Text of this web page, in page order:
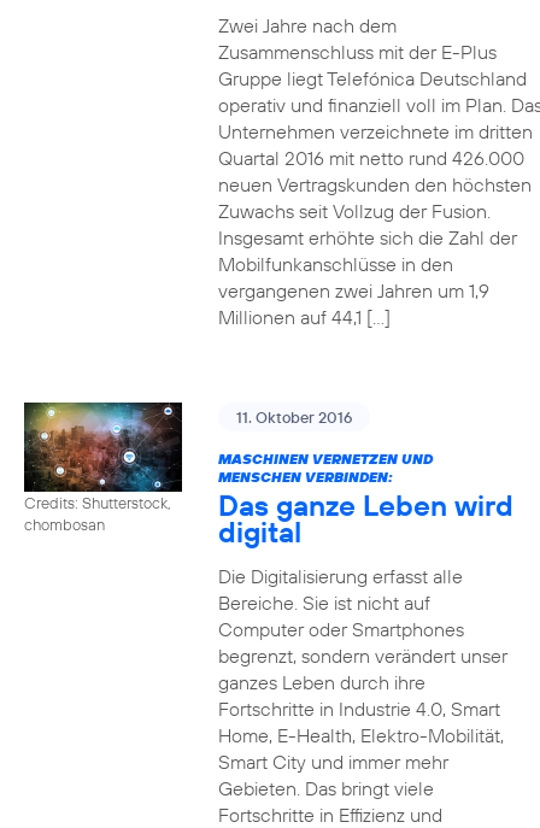
Zwei Jahre nach dem
Zusammenschluss mit der E-Plus
Gruppe liegt Telefónica Deutschland
operativ und finanziell voll im Plan.
Unternehmen verzeichnete im dritten
Quartal 2016 mit netto rund 426.000
neuen Vertragskunden den höchsten
Zuwachs seit Vollzug der Fusion.
Insgesamt erhöhte sich die Zahl der
Mobilfunkanschlüsse in den
vergangenen zwei Jahren um 1,9
Millionen auf 44,1 […]
Credits: Shutterstock,
chombosan
11. Oktober 2016
MASCHINEN VERNETZEN UND
MENSCHEN VERBINDEN:
Das ganze Leben wird
digital
Die Digitalisierung erfasst alle
Bereiche. Sie ist nicht auf
Computer oder Smartphones
begrenzt, sondern verändert unser
ganzes Leben durch ihre
Fortschritte in Industrie 4.0, Smart
Home, E-Health, Elektro-Mobilität,
Smart City und immer mehr
Gebieten. Das bringt viele
Fortschritte in Effizienz und